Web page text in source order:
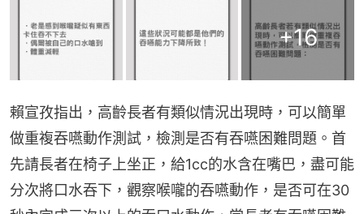
+16
賴宣孜指出，高齡長者有類似情況出現時，可以簡單
做重複吞嚥動作測試，檢測是否有吞嚥困難問題。首
先請長者在椅子上坐正，給1cc的水含在嘴巴，盡可能
分次將口水吞下，觀察喉嚨的吞嚥動作，是否可在30